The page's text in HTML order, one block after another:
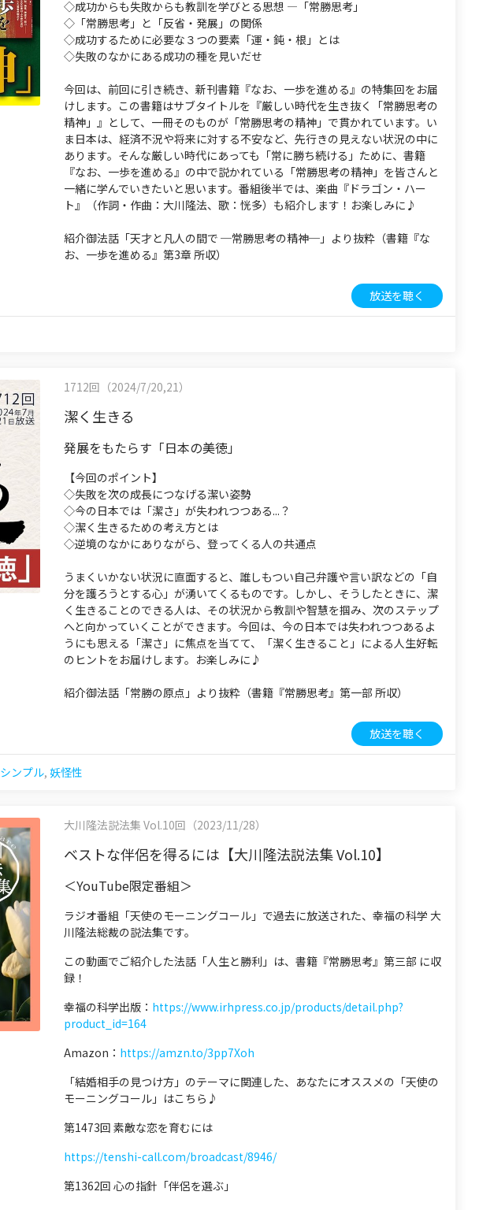
◇成功からも失敗からも教訓を学びとる思想 ―「常勝思考」
◇「常勝思考」と「反省・発展」の関係
◇成功するために必要な３つの要素「運・鈍・根」とは
◇失敗のなかにある成功の種を見いだせ
今回は、前回に引き続き、新刊書籍『なお、一歩を進める』の特集回をお届
けします。この書籍はサブタイトルを『厳しい時代を生き抜く「常勝思考の
精神」』として、一冊そのものが「常勝思考の精神」で貫かれています。い
ま日本は、経済不況や将来に対する不安など、先行きの見えない状況の中に
あります。そんな厳しい時代にあっても「常に勝ち続ける」ために、書籍
『なお、一歩を進める』の中で説かれている「常勝思考の精神」を皆さんと
一緒に学んでいきたいと思います。番組後半では、楽曲『ドラゴン・ハー
ト』（作詞・作曲：大川隆法、歌：恍多）も紹介します！お楽しみに♪
紹介御法話「天才と凡人の間で ─常勝思考の精神─」より抜粋（書籍『な
お、一歩を進める』第3章 所収）
放送を聴く
1712回（2024/7/20,21）
潔く生きる
発展をもたらす「日本の美徳」
【今回のポイント】
◇失敗を次の成長につなげる潔い姿勢
◇今の日本では「潔さ」が失われつつある...？
◇潔く生きるための考え方とは
◇逆境のなかにありながら、登ってくる人の共通点
うまくいかない状況に直面すると、誰しもつい自己弁護や言い訳などの「自
分を護ろうとする心」が湧いてくるものです。しかし、そうしたときに、潔
く生きることのできる人は、その状況から教訓や智慧を掴み、次のステップ
へと向かっていくことができます。今回は、今の日本では失われつつあるよ
うにも思える「潔さ」に焦点を当てて、「潔く生きること」による人生好転
のヒントをお届けします。お楽しみに♪
紹介御法話「常勝の原点」より抜粋（書籍『常勝思考』第一部 所収）
放送を聴く
シンプル, 妖怪性
大川隆法説法集 Vol.10回（2023/11/28）
ベストな伴侶を得るには【大川隆法説法集 Vol.10】
＜YouTube限定番組＞
ラジオ番組「天使のモーニングコール」で過去に放送された、幸福の科学 大
川隆法総裁の説法集です。
この動画でご紹介した法話「人生と勝利」は、書籍『常勝思考』第三部 に収
録！
幸福の科学出版： https://www.irhpress.co.jp/products/detail.php?
product_id=164
Amazon： https://amzn.to/3pp7Xoh
「結婚相手の見つけ方」のテーマに関連した、あなたにオススメの「天使の
モーニングコール」はこちら♪
第1473回 素敵な恋を育むには
https://tenshi-call.com/broadcast/8946/
第1362回 心の指針「伴侶を選ぶ」